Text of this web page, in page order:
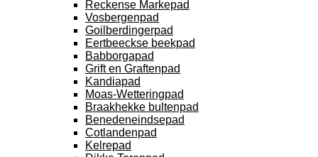
Reckense Markepad
Vosbergenpad
Goilberdingerpad
Eertbeeckse beekpad
Babborgapad
Grift en Graftenpad
Kandiapad
Moas-Wetteringpad
Braakhekke bultenpad
Benedeneindsepad
Cotlandenpad
Kelrepad